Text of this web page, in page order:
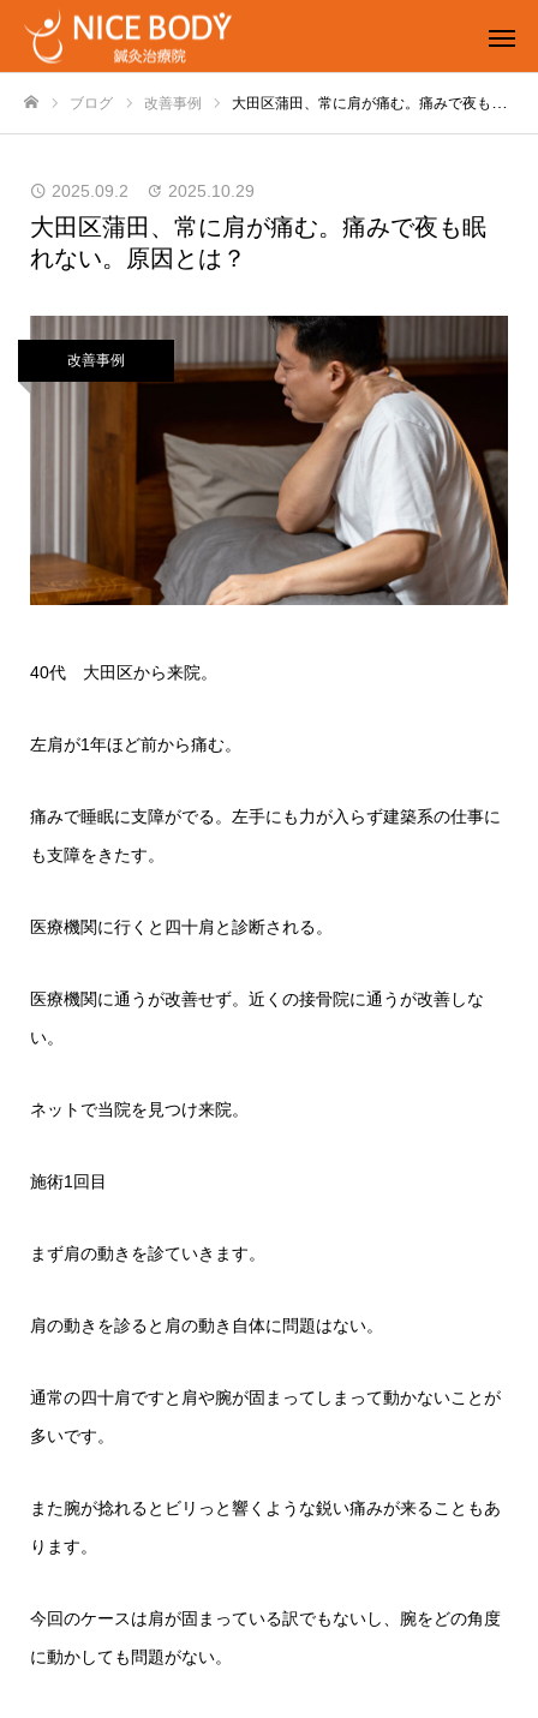
ブログ 改善事例 大田区蒲田、常に肩が痛む。痛みで夜も眠れない。原因とは？
2025.09.2 2025.10.29
大田区蒲田、常に肩が痛む。痛みで夜も眠
れない。原因とは？
改善事例
40代 大田区から来院。
左肩が1年ほど前から痛む。
痛みで睡眠に支障がでる。左手にも力が入らず建築系の仕事に
も支障をきたす。
医療機関に行くと四十肩と診断される。
医療機関に通うが改善せず。近くの接骨院に通うが改善しな
い。
ネットで当院を見つけ来院。
施術1回目
まず肩の動きを診ていきます。
肩の動きを診ると肩の動き自体に問題はない。
通常の四十肩ですと肩や腕が固まってしまって動かないことが
多いです。
また腕が捻れるとビリっと響くような鋭い痛みが来ることもあ
ります。
今回のケースは肩が固まっている訳でもないし、腕をどの角度
に動かしても問題がない。